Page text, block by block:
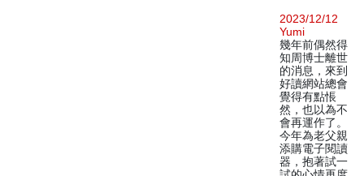
2023/12/12
Yumi
幾年前偶然得
知周博士離世
的消息，來到
好讀網站總會
覺得有點悵
然，也以為不
會再運作了。
今年為老父親
添購電子閱讀
器，抱著試一